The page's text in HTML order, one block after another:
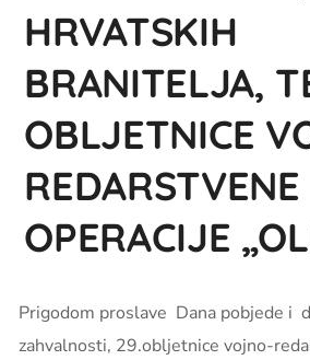
HRVATSKIH
BRANITELJA,
OBLJETNICE
REDARSTVENE
OPERACIJE
Prigodom proslave Dana pobjede i
zahvalnosti, 29.obljetnice vojno-